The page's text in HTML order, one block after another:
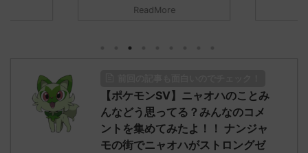
リージョ
ただダグト
れたウミト
めた！ (ﾜｯﾁ
う思ってる？ 初めの記事 元のス
01:07:00.69ID:oUI00NrJ0 エクスレ
ッグヘルムかっこいいから助かる 名
無しさん0971 0971 名無しさん、君に
決めた！ (ﾜｯﾁｮｲW b524-NwUu)
2023/06/28(水 ...
ReadMore
2023/06/
たラウドボ
しさん0624
【ポケモンSV】ニャオハのことみ
んなどう思ってる？みんなのコメ
ントを集めてみたよ！！ ナンジャ
モの街でニャオハがストロングゼ